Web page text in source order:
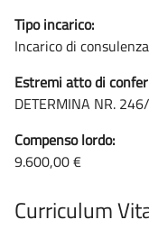
Tipo incarico:
Incarico di consulenza
Estremi atto di
DETERMINA NR.
Compenso lordo:
9.600,00 €
Curriculum